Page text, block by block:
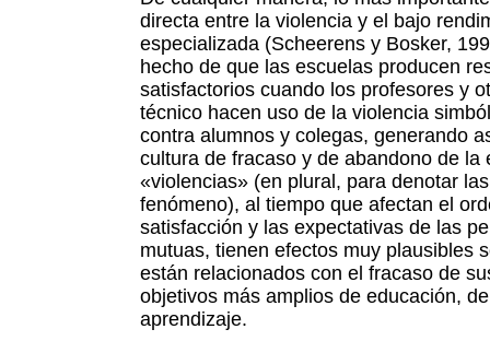
directa entre la violencia y el bajo
especializada (Scheerens y Bosker,
hecho de que las escuelas producen
satisfactorios cuando los profesores y
técnico hacen uso de la violencia
contra alumnos y colegas, generando
cultura de fracaso y de abandono de la
«violencias» (en plural, para denotar
fenómeno), al tiempo que afectan el
satisfacción y las expectativas de las
mutuas, tienen efectos muy plausibles
están relacionados con el fracaso de
objetivos más amplios de educación,
aprendizaje.